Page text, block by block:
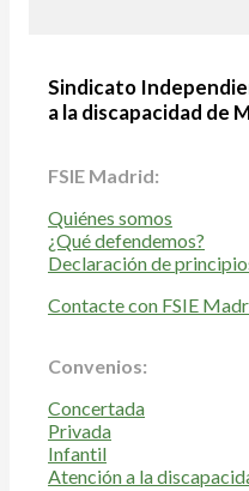
Sindicato
a la discapacidad de
FSIE Madrid:
Quiénes somos
¿Qué defendemos?
Declaración de
Contacte con FSIE
Convenios:
Concertada
Privada
Infantil
Atención a la